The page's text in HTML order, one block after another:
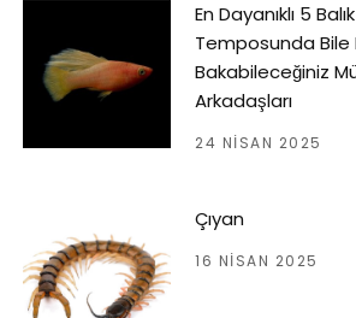
En Dayanıklı 5
Temposunda Bile
Bakabileceğiniz
Arkadaşları
24 NISAN 2025
Çıyan
16 NISAN 2025